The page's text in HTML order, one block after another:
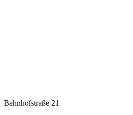
Bahnhofstraße 21